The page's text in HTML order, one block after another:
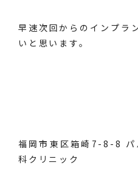
早速次回からのインプラ
いと思います。
福岡市東区箱崎7-8-8
科クリニック